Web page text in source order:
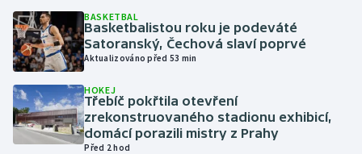
Lezení
Lyže a snowboard
Moderní pětiboj
BASKETBAL
Basketbalistou roku je podeváté
Satoranský, Čechová slaví poprvé
Aktualizováno před 53 min
HOKEJ
Třebíč pokřtila otevření
zrekonstruovaného stadionu exhibicí,
domácí porazili mistry z Prahy
Před 2 hod